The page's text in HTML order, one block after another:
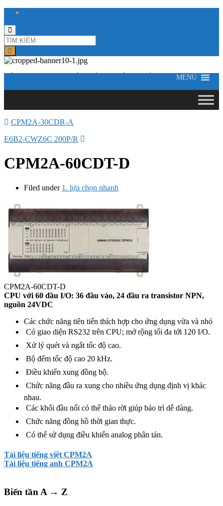
Toggle
search
form
CÔNG TY TNHH ĐIỆN VÀ TỰ ĐỘNG HÓA HƯNG LONG
MENU
CPM2A-30CDR-A
E6B2-CWZ6C 200P/R
CPM2A-60CDT-D
Filed under 1. lựa chọn nhanh
CPM2A-60CDT-D
CPU với 60 đầu I/O: 36 đầu vào, 24 đầu ra transistor NPN,
nguồn 24VDC
Các chức năng tiên tiến thích hợp cho ứng dụng vừa và nhỏ
 Có giao diện RS232 trên CPU; mở rộng tối đa tới 120 I/O.
 Xử lý quét và ngắt tốc độ cao.
 Bộ đếm tốc độ cao 20 kHz.
 Điều khiển xung đồng bộ.
 Chức năng đầu ra xung cho nhiều ứng dụng định vị khác
nhau.
 Các khối đầu nối có thể tháo rời giúp bảo trì dễ dàng.
 Chức năng đồng hồ thời gian thực.
 Có thể sử dụng điều khiển analog phân tán.
Tài liệu tiếng việt CPM2A
Tài liệu tiếng anh CPM2A
Biến tần A → Z